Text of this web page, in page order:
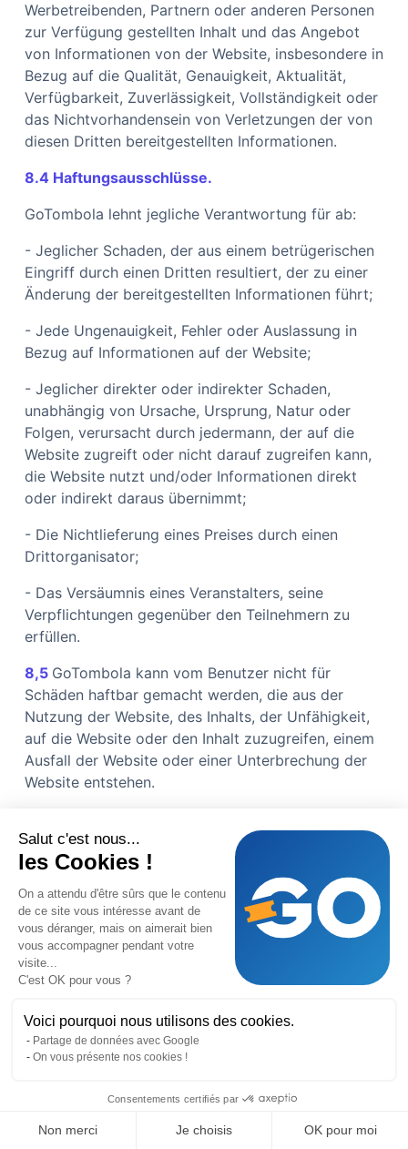
Salut c'est nous...
les Cookies !
On a attendu d'être sûrs que le contenu
de ce site vous intéresse avant de
vous déranger, mais on aimerait bien
vous accompagner pendant votre
visite...
C'est OK pour vous ?
Voici pourquoi nous utilisons des cookies.
Partage de données avec Google
On vous présente nos cookies !
Consentements certifiés par
Non merci Je choisis OK pour moi
Werbetreibenden, Partnern oder anderen Personen
zur Verfügung gestellten Inhalt und das Angebot
von Informationen von der Website, insbesondere in
Bezug auf die Qualität, Genauigkeit, Aktualität,
Verfügbarkeit, Zuverlässigkeit, Vollständigkeit oder
das Nichtvorhandensein von Verletzungen der von
diesen Dritten bereitgestellten Informationen.
8.4 Haftungsausschlüsse.
GoTombola lehnt jegliche Verantwortung für ab:
- Jeglicher Schaden, der aus einem betrügerischen
Eingriff durch einen Dritten resultiert, der zu einer
Änderung der bereitgestellten Informationen führt;
- Jede Ungenauigkeit, Fehler oder Auslassung in
Bezug auf Informationen auf der Website;
- Jeglicher direkter oder indirekter Schaden,
unabhängig von Ursache, Ursprung, Natur oder
Folgen, verursacht durch jedermann, der auf die
Website zugreift oder nicht darauf zugreifen kann,
die Website nutzt und/oder Informationen direkt
oder indirekt daraus übernimmt;
- Die Nichtlieferung eines Preises durch einen
Drittorganisator;
- Das Versäumnis eines Veranstalters, seine
Verpflichtungen gegenüber den Teilnehmern zu
erfüllen.
8,5 GoTombola kann vom Benutzer nicht für
Schäden haftbar gemacht werden, die aus der
Nutzung der Website, des Inhalts, der Unfähigkeit,
auf die Website oder den Inhalt zuzugreifen, einem
Ausfall der Website oder einer Unterbrechung der
Website entstehen.
9,1 Die Nutzung der Website und der Inhalte liegt
unter der Kontrolle, Leitung und Verantwortung des
Nutzers.
9,2Der Benutzer verpflichtet sich, keine Nutzung
der Seite und des Inhalts vorzunehmen, die nicht
von GoTombola genehmigt ist oder die geeignet ist,
9,3Der Nutzer verpflichtet sich, die Website und
den Inhalt so zu nutzen, dass keine Schäden,
Funktionsstörungen der Website und des Inhalts
verursacht werden.